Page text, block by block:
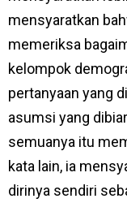
mensyaratkan
memeriksa
kelompok
pertanyaan yang
asumsi yang
semuanya itu
kata lain, ia
dirinya sendiri